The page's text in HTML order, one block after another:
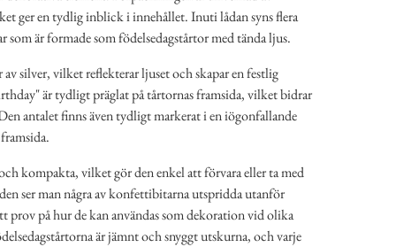
ger en tydlig inblick i innehållet. Inuti lådan syns flera
som är formade som födelsedagstårtor med tända ljus.
silver, vilket reflekterar ljuset och skapar en festlig
är tydligt präglat på tårtornas framsida, vilket bidrar
antalet finns även tydligt markerat i en iögonfallande
kompakta, vilket gör den enkel att förvara eller ta med
ser man några av konfettibitarna utspridda utanför
prov på hur de kan användas som dekoration vid olika
är jämnt och snyggt utskurna, och varje